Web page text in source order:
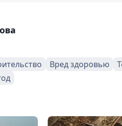
Вред здоровью